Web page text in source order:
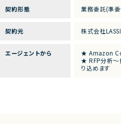
・コンタクト
契約形態 業務委託(準
契約元 株式会社
エージェントから
★ Amazon
★ RFP分析〜
り込めます